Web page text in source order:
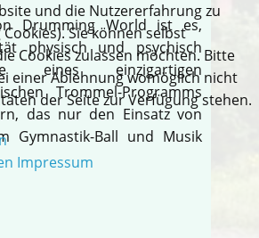
Drumming World ist es,
physisch und psychisch
eines einzigartigen
Trommel-Programms
das nur den Einsatz von
Gymnastik-Ball und Musik
und die Nutzererfahrung zu
Sie können selbst
Cookies zulassen möchten. Bitte
einer Ablehnung womöglich nicht
der Seite zur Verfügung stehen.
Impressum